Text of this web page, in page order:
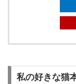
私の好きな猫